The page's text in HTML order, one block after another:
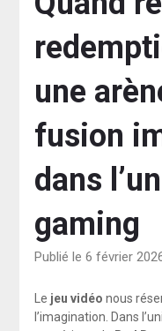
une
fusion
dans
gaming
Publié le 6 février
Le jeu vidéo nous
l’imagination. Dans